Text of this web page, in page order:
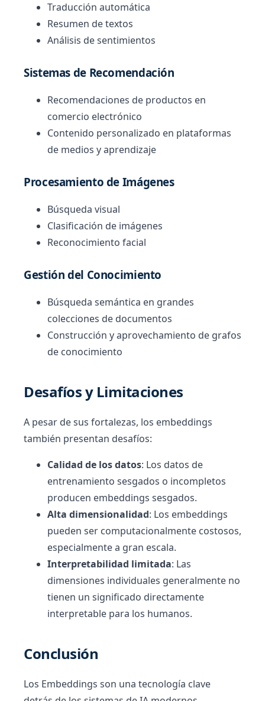
Traducción automática
Resumen de textos
Análisis de sentimientos
Sistemas de Recomendación
Recomendaciones de productos en
comercio electrónico
Contenido personalizado en plataformas
de medios y aprendizaje
Procesamiento de Imágenes
Búsqueda visual
Clasificación de imágenes
Reconocimiento facial
Gestión del Conocimiento
Búsqueda semántica en grandes
colecciones de documentos
Construcción y aprovechamiento de grafos
de conocimiento
Desafíos y Limitaciones
A pesar de sus fortalezas, los embeddings
también presentan desafíos:
Calidad de los datos: Los datos de
entrenamiento sesgados o incompletos
producen embeddings sesgados.
Alta dimensionalidad: Los embeddings
pueden ser computacionalmente costosos,
especialmente a gran escala.
Interpretabilidad limitada: Las
dimensiones individuales generalmente no
tienen un significado directamente
interpretable para los humanos.
Conclusión
Los Embeddings son una tecnología clave